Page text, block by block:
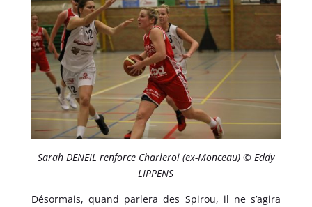
Sarah DENEIL renforce Charleroi (ex-Monceau) © Eddy
LIPPENS
Désormais, quand parlera des Spirou, il ne s’agira